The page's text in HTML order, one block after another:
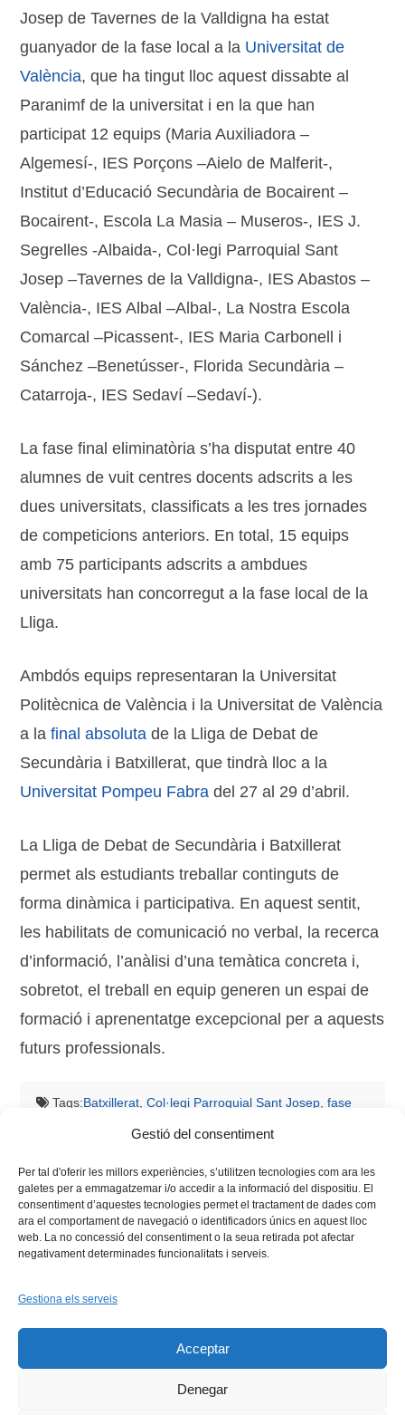
Gestió del consentiment
Per tal d'oferir les millors experiències, s’utilitzen tecnologies com ara les
galetes per a emmagatzemar i/o accedir a la informació del dispositiu. El
consentiment d’aquestes tecnologies permet el tractament de dades com
ara el comportament de navegació o identificadors únics en aquest lloc
web. La no concessió del consentiment o la seua retirada pot afectar
negativament determinades funcionalitats i serveis.
Gestiona els serveis
Acceptar
Denegar
Josep de Tavernes de la Valldigna ha estat
guanyador de la fase local a la Universitat de
València, que ha tingut lloc aquest dissabte al
Paranimf de la universitat i en la que han
participat 12 equips (Maria Auxiliadora –
Algemesí-, IES Porçons –Aielo de Malferit-,
Institut d’Educació Secundària de Bocairent –
Bocairent-, Escola La Masia – Museros-, IES J.
Segrelles -Albaida-, Col·legi Parroquial Sant
Josep –Tavernes de la Valldigna-, IES Abastos –
València-, IES Albal –Albal-, La Nostra Escola
Comarcal –Picassent-, IES Maria Carbonell i
Sánchez –Benetússer-, Florida Secundària –
Catarroja-, IES Sedaví –Sedaví-).
La fase final eliminatòria s’ha disputat entre 40
alumnes de vuit centres docents adscrits a les
dues universitats, classificats a les tres jornades
de competicions anteriors. En total, 15 equips
amb 75 participants adscrits a ambdues
universitats han concorregut a la fase local de la
Lliga.
Ambdós equips representaran la Universitat
Politècnica de València i la Universitat de València
a lafinal absoluta de la Lliga de Debat de
Secundària i Batxillerat, que tindrà lloc a la
Universitat Pompeu Fabra del 27 al 29 d’abril.
La Lliga de Debat de Secundària i Batxillerat
permet als estudiants treballar continguts de
forma dinàmica i participativa. En aquest sentit,
les habilitats de comunicació no verbal, la recerca
d’informació, l’anàlisi d’una temàtica concreta i,
sobretot, el treball en equip generen un espai de
formació i aprenentatge excepcional per a aquests
futurs professionals.
Tags:Batxillerat,Col·legi Parroquial Sant Josep,fase
Universitat de València, universitat politècnica de valència
Instagram
Flickr
INICI QUI SOM
PROGRAMES
DESENVOLUPAMENT SOSTENIBLE
AVÍS LEGAL